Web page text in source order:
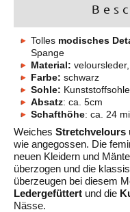
Tolles modisches
Spange
Material:
Farbe: schwarz
Sohle: Kunststoffsohle
Absatz: ca. 5cm
Schafthöhe: ca. 24
Weiches Stretchvelours
wie angegossen. Die
neuen Kleidern und
überzogen und die
überzeugen bei diesem
Ledergefüttert und die
Nässe.